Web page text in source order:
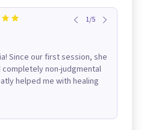
1/5
Since our first session, she
non-judgmental
helped me with healing